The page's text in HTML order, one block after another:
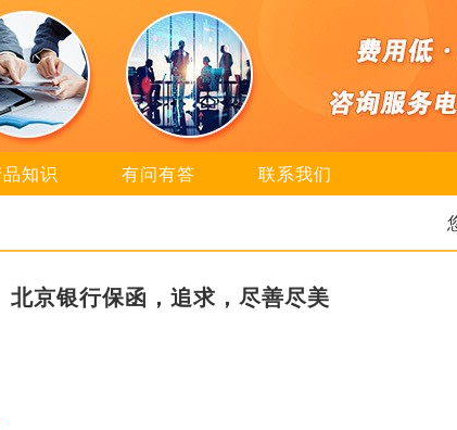
知识 有问有答 联系我们
北京银行保函，追求，尽善尽美